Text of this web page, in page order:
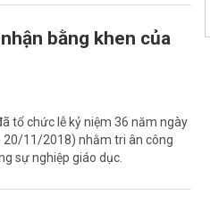
bằng khen của
tổ chức lễ kỷ niệm 36 năm ngày
20/11/2018) nhằm tri ân công
sự nghiệp giáo dục.